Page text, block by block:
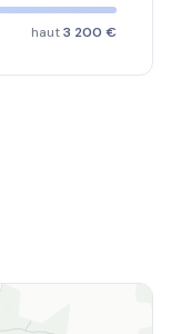
haut3 200 €